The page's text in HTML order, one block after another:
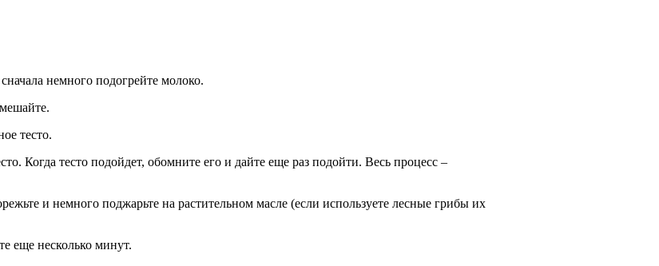
немного подогрейте молоко.
тесто.
Когда тесто подойдет, обомните его и дайте еще раз подойти. Весь процесс –
и немного поджарьте на растительном масле (если используете лесные грибы их
еще несколько минут.